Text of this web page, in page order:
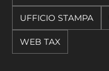
UFFICIO STAMPA
WEB TAX